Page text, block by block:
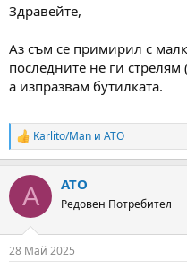
Здравейте,
Аз съм се примирил с
последните не ги стрелям
а изпразвам бутилката.
R
e
c
i
s
Karlito/Man и ATO
A ATO
Редовен Потребител
28 Май 2025